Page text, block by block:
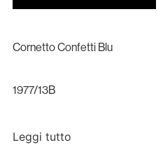
Cornetto Confetti Blu
1977/13B
Leggi tutto